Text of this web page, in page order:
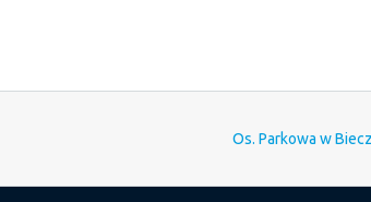
Os. Parkowa w